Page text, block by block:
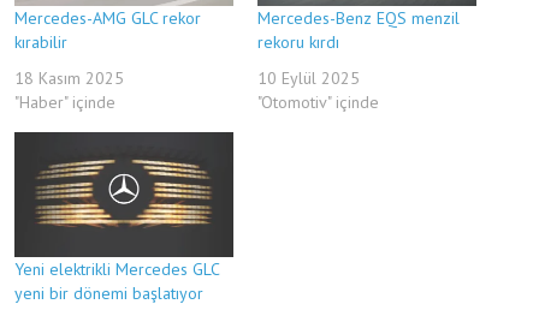
Mercedes-AMG GLC rekor
kırabilir
18 Kasım 2025
"Haber" içinde
Mercedes-Benz EQS menzil
rekoru kırdı
10 Eylül 2025
"Otomotiv" içinde
Yeni elektrikli Mercedes GLC
yeni bir dönemi başlatıyor